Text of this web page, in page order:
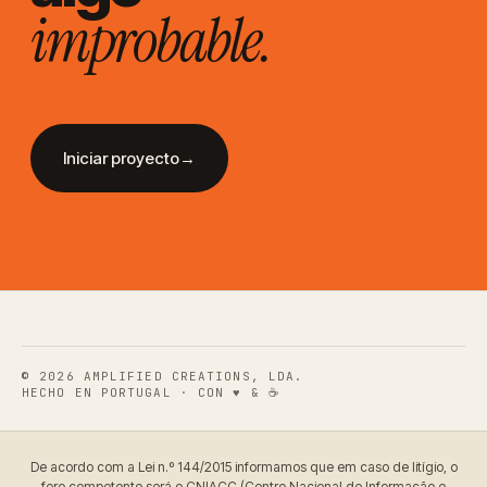
improbable.
Iniciar proyecto→
© 2026 AMPLIFIED CREATIONS, LDA.
HECHO EN PORTUGAL · CON ♥ & ☕
De acordo com a Lei n.º 144/2015 informamos que em caso de litígio, o